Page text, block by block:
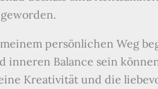
persönlichen Weg
Balance sein
Kreativität und die